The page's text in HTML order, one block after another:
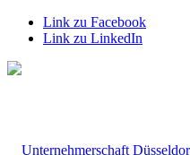
Link zu Facebook
Link zu LinkedIn